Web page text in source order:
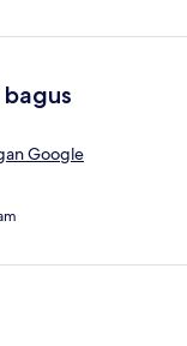
Google